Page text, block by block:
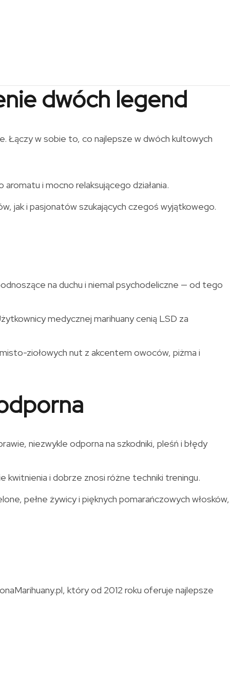
dwóch legend
Łączy w sobie to, co najlepsze w dwóch kultowych
i mocno relaksującego działania.
jak i pasjonatów szukających czegoś wyjątkowego.
na duchu i niemal psychodeliczne — od tego
medycznej marihuany cenią LSD za
ziołowych nut z akcentem owoców, piżma i
niezwykle odporna na szkodniki, pleśń i błędy
kwitnienia i dobrze znosi różne techniki treningu.
pełne żywicy i pięknych pomarańczowych włosków,
który od 2012 roku oferuje najlepsze